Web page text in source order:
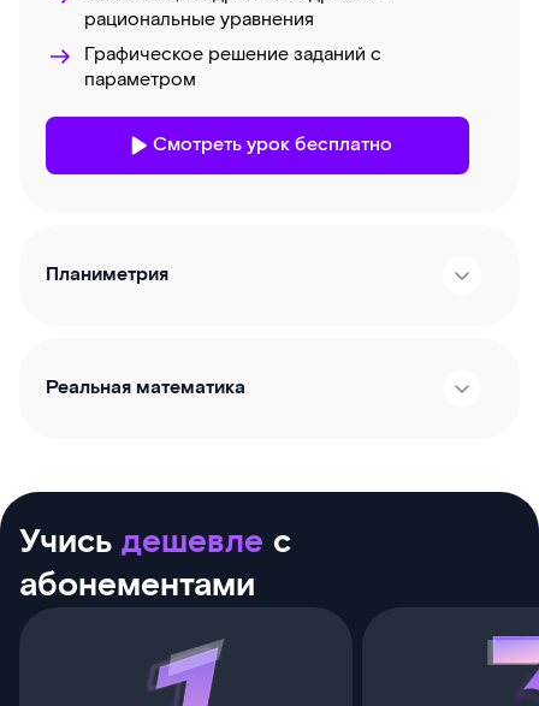
рациональные уравнения
Графическое решение заданий с
параметром
Смотреть урок бесплатно
Планиметрия
Реальная математика
Учись дешевле с
абонементами